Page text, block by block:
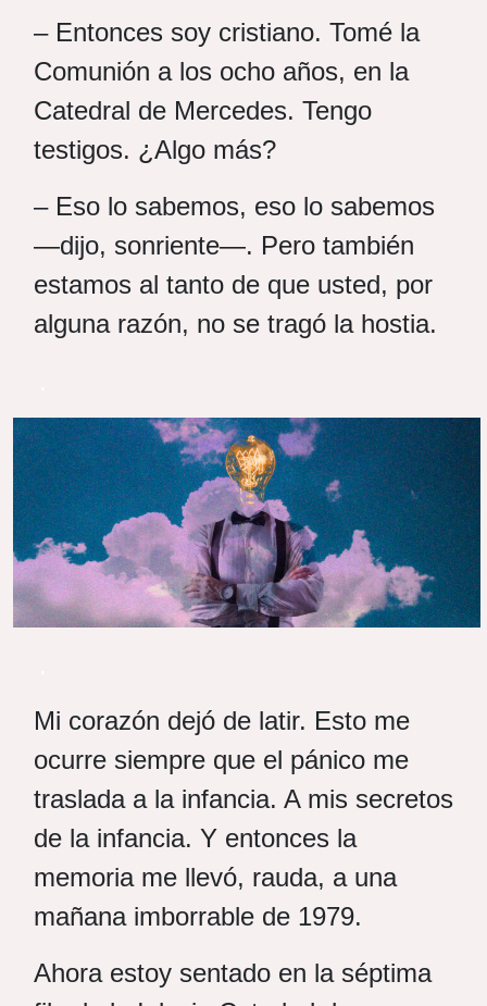
– Entonces soy cristiano. Tomé la
Comunión a los ocho años, en la
Catedral de Mercedes. Tengo
testigos. ¿Algo más?
– Eso lo sabemos, eso lo sabemos
—dijo, sonriente—. Pero también
estamos al tanto de que usted, por
alguna razón, no se tragó la hostia.
Mi corazón dejó de latir. Esto me
ocurre siempre que el pánico me
traslada a la infancia. A mis secretos
de la infancia. Y entonces la
memoria me llevó, rauda, a una
mañana imborrable de 1979.
Ahora estoy sentado en la séptima